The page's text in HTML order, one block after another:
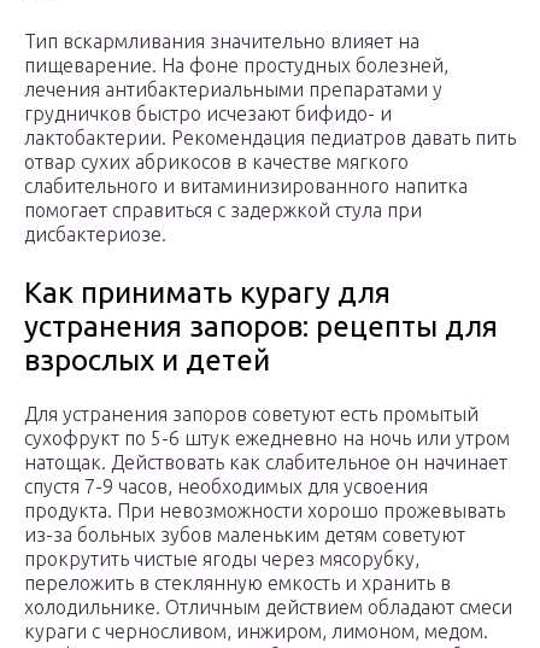
Тип вскармливания значительно влияет на
пищеварение. На фоне простудных болезней,
лечения антибактериальными препаратами у
грудничков быстро исчезают бифидо- и
лактобактерии. Рекомендация педиатров давать пить
отвар сухих абрикосов в качестве мягкого
слабительного и витаминизированного напитка
помогает справиться с задержкой стула при
дисбактериозе.
Как принимать курагу для
устранения запоров: рецепты для
взрослых и детей
Для устранения запоров советуют есть промытый
сухофрукт по 5-6 штук ежедневно на ночь или утром
натощак. Действовать как слабительное он начинает
спустя 7-9 часов, необходимых для усвоения
продукта. При невозможности хорошо прожевывать
из-за больных зубов маленьким детям советуют
прокрутить чистые ягоды через мясорубку,
переложить в стеклянную емкость и хранить в
холодильнике. Отличным действием обладают смеси
кураги с черносливом, инжиром, лимоном, медом.